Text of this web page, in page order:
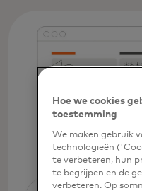
Hoe we cookies
toestemming
We maken gebruik
technologieën
te verbeteren, hun
te begrijpen en de
verbeteren. Op